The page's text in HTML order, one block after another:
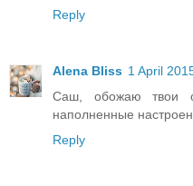
Reply
Alena Bliss 1 April
Саш, обожаю твои
наполненные
Reply